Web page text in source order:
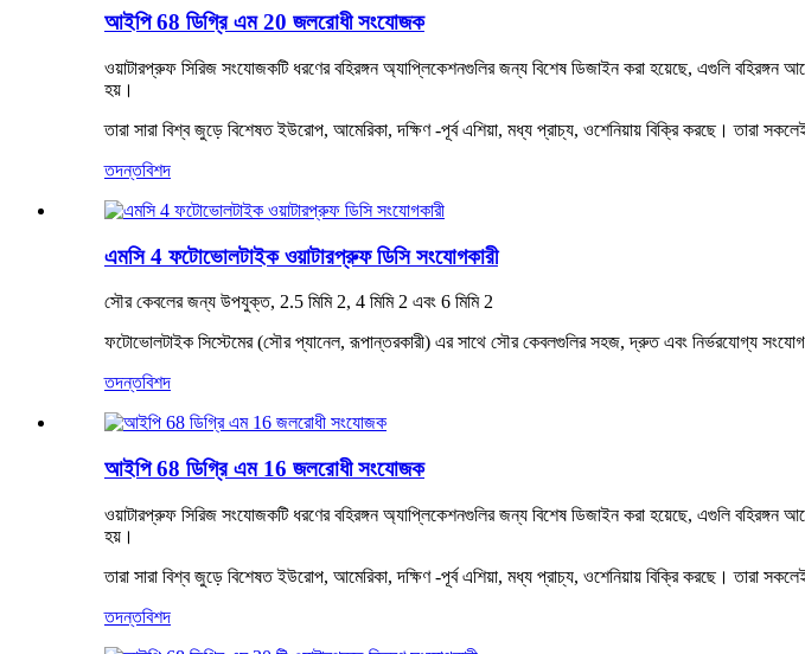
আইপি 68 ডিগ্রি এম 20 জলরোধী সংযোজক
ওয়াটারপ্রুফ সিরিজ সংযোজকটি ধরণের বহিরঙ্গন অ্যাপ্লিকেশনগুলির জন্য বিশেষ ডিজাইন করা হয়েছে, এগুলি বহিরঙ্গন
হয়।
তারা সারা বিশ্ব জুড়ে বিশেষত ইউরোপ, আমেরিকা, দক্ষিণ -পূর্ব এশিয়া, মধ্য প্রাচ্য, ওশেনিয়ায় বিক্রি করছে।
তদন্তবিশদ
এমসি 4 ফটোভোলটাইক ওয়াটারপ্রুফ ডিসি সংযোগকারী
সৌর কেবলের জন্য উপযুক্ত, 2.5 মিমি 2, 4 মিমি 2 এবং 6 মিমি 2
ফটোভোলটাইক সিস্টেমের (সৌর প্যানেল, রূপান্তরকারী) এর সাথে সৌর কেবলগুলির সহজ, দ্রুত এবং নির্ভরযোগ্য
তদন্তবিশদ
আইপি 68 ডিগ্রি এম 16 ​​জলরোধী সংযোজক
ওয়াটারপ্রুফ সিরিজ সংযোজকটি ধরণের বহিরঙ্গন অ্যাপ্লিকেশনগুলির জন্য বিশেষ ডিজাইন করা হয়েছে, এগুলি বহিরঙ্গন
হয়।
তারা সারা বিশ্ব জুড়ে বিশেষত ইউরোপ, আমেরিকা, দক্ষিণ -পূর্ব এশিয়া, মধ্য প্রাচ্য, ওশেনিয়ায় বিক্রি করছে।
তদন্তবিশদ